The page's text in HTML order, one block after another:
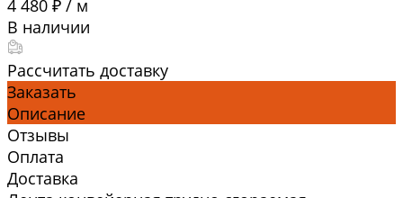
4 480 ₽ / м
В наличии
Рассчитать доставку
Заказать
Описание
Отзывы
Оплата
Доставка